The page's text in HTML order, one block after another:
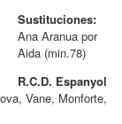
Sustituciones:
Ana Aranua por
Aida (min.78)
R.C.D. Espanyol
Vane, Monforte,